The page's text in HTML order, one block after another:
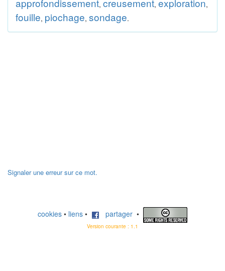
approfondissement, creusement, exploration,
fouille, piochage, sondage.
Signaler une erreur sur ce mot.
cookies • liens • partager •
Version courante : 1.1